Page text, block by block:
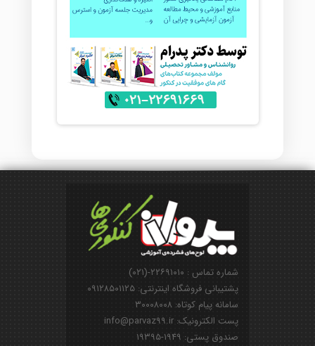
شماره تماس : ۲۲۶۹۱۰۱۰-(۰۲۱)
پشتیبانی فروشگاه اینترنتی: ۰۹۱۲۸۵۰۱۱۲۵
سامانه پیام کوتاه: ۳۰۰۰۸۰۰۸
پست الکترونیک: info@parvaz99.ir
صندوق پستی: ۱۹۴۹-۱۹۳۹۵